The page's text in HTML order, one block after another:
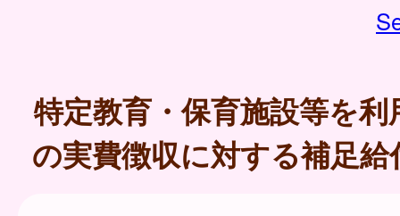
特定教育・保育施設等を
の実費徴収に対する補足